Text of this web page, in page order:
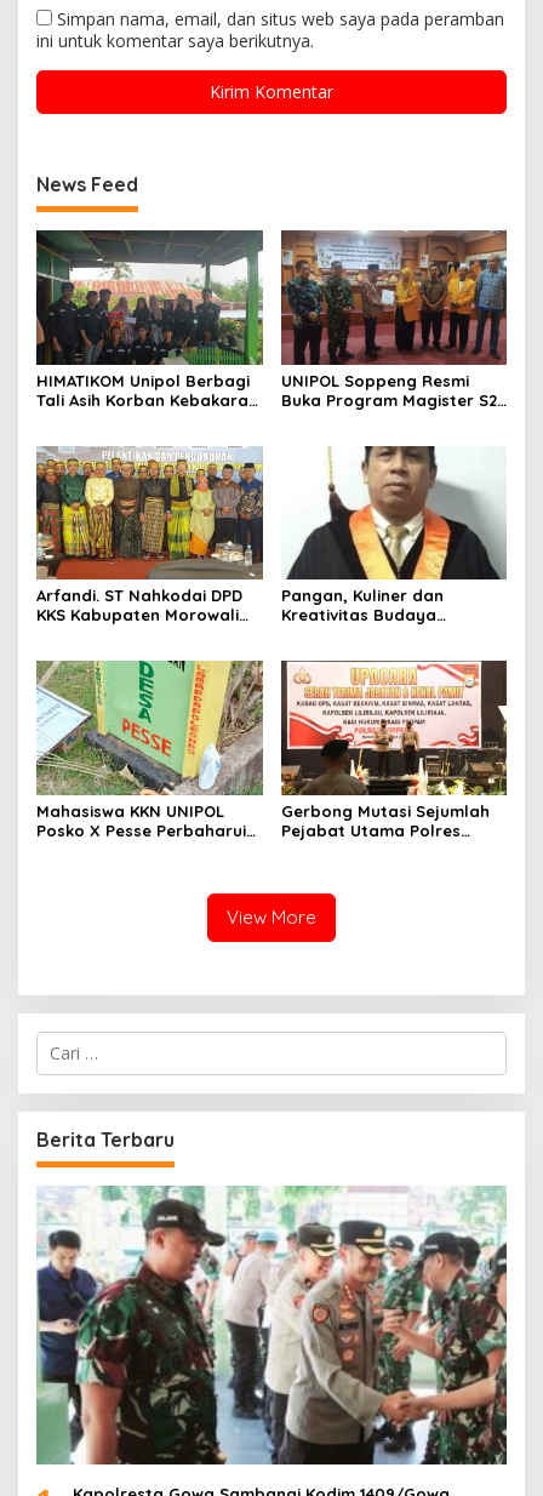
Simpan nama, email, dan situs web saya pada peramban
ini untuk komentar saya berikutnya.
News Feed
HIMATIKOM Unipol Berbagi
Tali Asih Korban Kebakaran
UNIPOL Soppeng Resmi
Buka Program Magister S2
Arfandi. ST Nahkodai DPD
KKS Kabupaten Morowali
Pangan, Kuliner dan
Kreativitas Budaya
Mahasiswa KKN UNIPOL
Posko X Pesse Perbaharui
Gerbong Mutasi Sejumlah
Pejabat Utama Polres
View More
C
i
u
n
t
u
k
:
Berita Terbaru